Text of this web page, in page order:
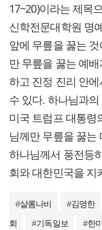
17~20)이라는 제목
신학전문대학원 명
앞에 무릎을 꿇는
만 무릎을 꿇는 예
하고 진정 진리 안
수 있다. 하나님과
미국 트럼프 대통령
님께만 무릎을 꿇는
하나님께서 풍전등
회와 대한민국을 지
#샬롬나비 #김영한
회
#기독일보 #한